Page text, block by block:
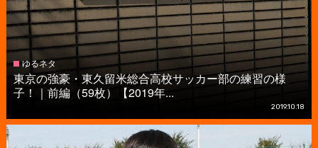
ゆるネタ
東京の強豪・東久留米総合高校サッカー部の練習の様
子！｜前編（59枚）【2019年...
2019.10.18